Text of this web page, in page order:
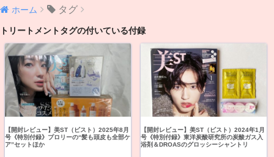
ホーム タグ
トリートメントタグの付いている付録
【開封レビュー】美ST（ビスト）2025年8月
号《特別付録》プロリーの“髪も頭皮も全部ケ
ア”セットほか
【開封レビュー】美ST（ビスト）2024年1月
号《特別付録》東洋炭酸研究所の炭酸ガス入
浴剤＆DROASのグロッシーシャントリ